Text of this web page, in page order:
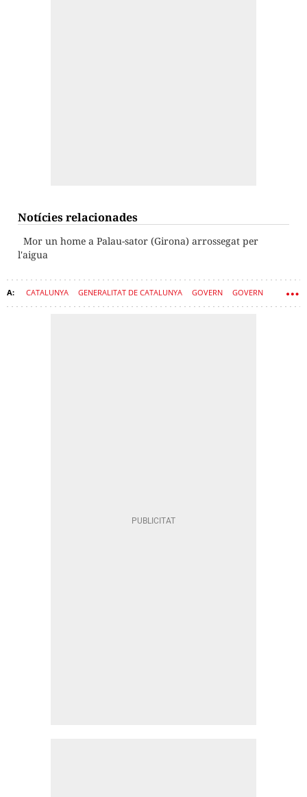
Notícies relacionades
Mor un home a Palau-sator (Girona) arrossegat per
l'aigua
CATALUNYA GENERALITAT DE CATALUNYA GOVERN GOVERN